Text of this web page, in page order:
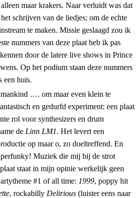
maar krakers. Naar verluidt was dat
schrijven van de liedjes; om de echte
te maken. Missie geslaagd zou ik
nummers van deze plaat heb ik pas
door de latere live shows in Prince
Op het podium staan deze nummers
een huis.
…. om maar even klein te
en gedurfd experiment: een plaat
rol voor synthesizers en drum
de Linn LM1. Het levert een
op maar o, zo doeltreffend. En
Muziek die mij bij de strot
staat in mijn opinie werkelijk geen
#1 of all time: 1999, poppy hit
, rockabilly Delirious (luister eens naar